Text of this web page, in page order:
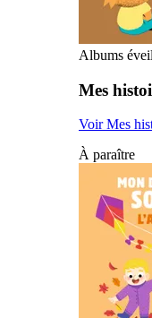
Albums éveil
Mes
Voir Mes
À paraître